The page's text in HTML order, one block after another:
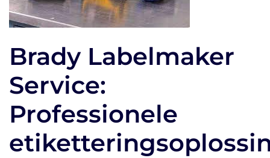
Brady Labelmaker
Service:
Professionele